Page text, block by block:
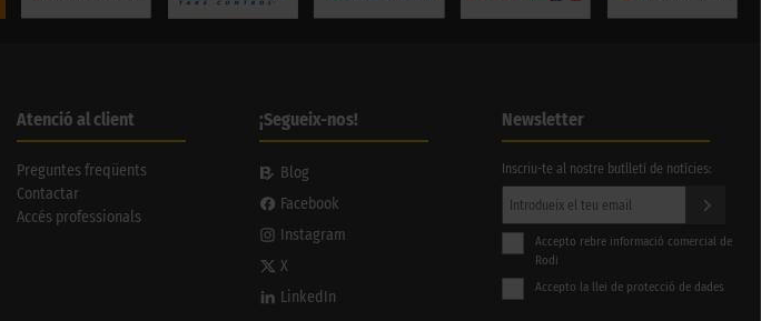
Atenció al client
Preguntes freqüents
Contactar
Accés professionals
¡Segueix-nos!
Blog
Facebook
Instagram
X
LinkedIn
Newsletter
Inscriu-te al nostre butlletí de notícies:
Accepto rebre informació comercial de
Rodi
Accepto la llei de protecció de dades